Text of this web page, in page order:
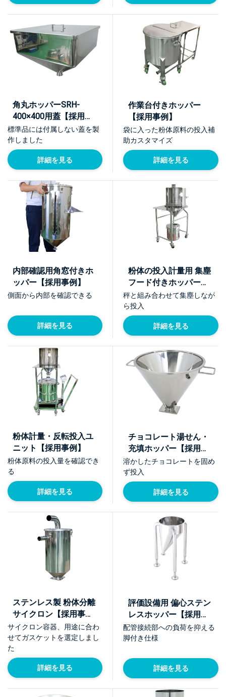
角丸ホッパーSRH-
400×400用蓋【採用事
例】
標準品には付属しない蓋を製
作しました
詳細を見る
作業台付きホッパー
【採用事例】
袋に入った粉体原料の投入補
助カスタマイズ
詳細を見る
内部確認用角窓付きホ
ッパー【採用事例】
側面から内部を確認できる
詳細を見る
粉体の投入計量用 集塵
フード付きホッパー
【採用事例】
秤と組み合わせて集塵しなが
ら投入
詳細を見る
粉体計量・反転投入ユ
ニット【採用事例】
粉体原料の投入量を確認でき
る
詳細を見る
チョコレート湯せん・
充填ホッパー【採用事
例】
溶かしたチョコレートを固め
ず投入
詳細を見る
ステンレス製 粉体分離
サイクロン【採用事
例】
サイクロン容器、用途に合わ
せてガスケットを選定しまし
た
詳細を見る
評価設備用 偏心ステン
レスホッパー【採用事
例】
配管接続部への負荷を抑える
脚付き仕様
詳細を見る